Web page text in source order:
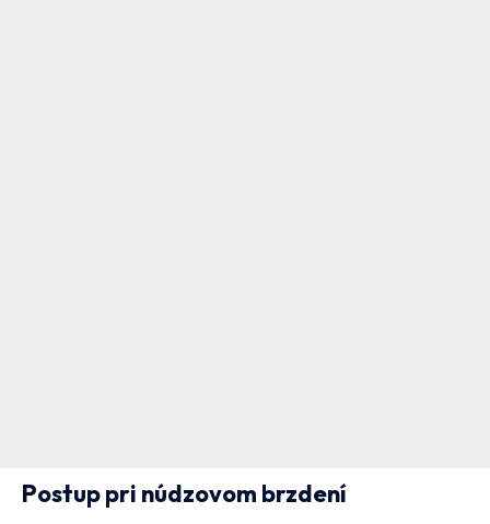
Postup pri núdzovom brzdení